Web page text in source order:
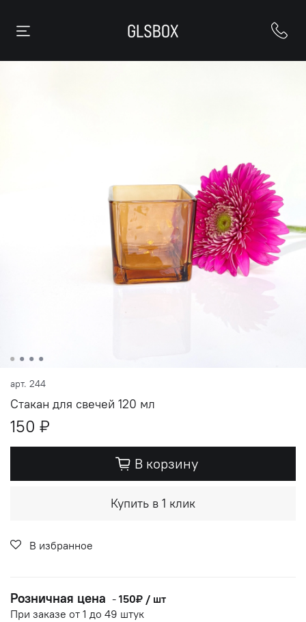
арт. 244
Стакан для свечей 120 мл
150 ₽
В корзину
Купить в 1 клик
В избранное
Розничная цена - 150₽ / шт
При заказе от 1 до 49 штук